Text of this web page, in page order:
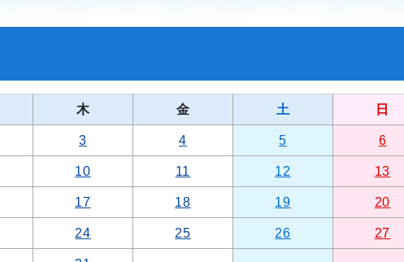
木 金 土 日
3 4 5 6
10 11 12 13
17 18 19 20
24 25 26 27